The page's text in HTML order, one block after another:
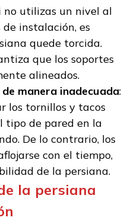
no utilizas un nivel al
instalación, es
quede torcida.
que los soportes
alineados.
manera inadecuada:
los tornillos y tacos
tipo de pared en la
De lo contrario, los
con el tiempo,
de la persiana.
la persiana